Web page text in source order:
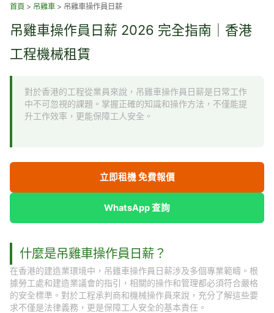
首頁 > 吊雞車 > 吊雞車操作員日薪
吊雞車操作員日薪 2026 完全指南｜香港
工程機械租賃
對於香港的工程從業員來說，吊雞車操作員日薪是日常工作
中不可忽視的課題。掌握正確的知識和操作方法，不僅能提
升工作效率，更能保障工人安全。
立即租機 免費報價
WhatsApp 查詢
什麼是吊雞車操作員日薪？
在香港的建造業環境中，吊雞車操作員日薪涉及多個專業範疇。根
據勞工處和建造業議會的指引，相關的操作和管理都必須符合嚴格
的安全標準。對於工程承判商和機械操作員來說，充分了解這些要
求不僅是法律義務，更是保障工人安全的基本責任。